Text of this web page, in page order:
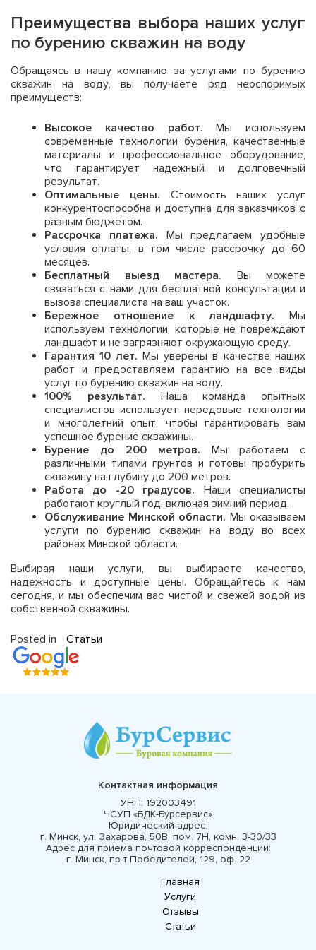
Преимущества выбора наших услуг
по бурению скважин на воду
Обращаясь в нашу компанию за услугами по бурению
скважин на воду, вы получаете ряд неоспоримых
преимуществ:
Высокое качество работ. Мы используем
современные технологии бурения, качественные
материалы и профессиональное оборудование,
что гарантирует надежный и долговечный
результат.
Оптимальные цены. Стоимость наших услуг
конкурентоспособна и доступна для заказчиков с
разным бюджетом.
Рассрочка платежа. Мы предлагаем удобные
условия оплаты, в том числе рассрочку до 60
месяцев.
Бесплатный выезд мастера. Вы можете
связаться с нами для бесплатной консультации и
вызова специалиста на ваш участок.
Бережное отношение к ландшафту. Мы
используем технологии, которые не повреждают
ландшафт и не загрязняют окружающую среду.
Гарантия 10 лет. Мы уверены в качестве наших
работ и предоставляем гарантию на все виды
услуг по бурению скважин на воду.
100% результат. Наша команда опытных
специалистов использует передовые технологии
и многолетний опыт, чтобы гарантировать вам
успешное бурение скважины.
Бурение до 200 метров. Мы работаем с
различными типами грунтов и готовы пробурить
скважину на глубину до 200 метров.
Работа до -20 градусов. Наши специалисты
работают круглый год, включая зимний период.
Обслуживание Минской области. Мы оказываем
услуги по бурению скважин на воду во всех
районах Минской области.
Выбирая наши услуги, вы выбираете качество,
надежность и доступные цены. Обращайтесь к нам
сегодня, и мы обеспечим вас чистой и свежей водой из
собственной скважины.
Posted in Статьи
Контактная информация
УНП: 192003491
ЧСУП «БДК-Бурсервис»
Юридический адрес:
г. Минск, ул. Захарова, 50В, пом. 7Н, комн. 3-30/33
Адрес для приема почтовой корреспонденции:
г. Минск, пр-т Победителей, 129, оф. 22
Главная
Услуги
Отзывы
Статьи